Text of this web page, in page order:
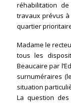
réhabilitation de
travaux prévus à
quartier
Madame le
tous les
Beaucaire par
surnuméraires
situation
La question